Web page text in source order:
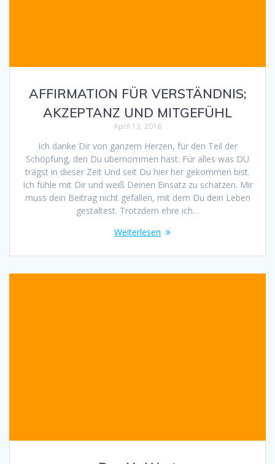
AFFIRMATION FÜR VERSTÄNDNIS;
AKZEPTANZ UND MITGEFÜHL
April 13, 2018
Ich danke Dir von ganzem Herzen, für den Teil der
Schöpfung, den Du übernommen hast. Für alles was DU
trägst in dieser Zeit Und seit Du hier her gekommen bist.
Ich fühle mit Dir und weiß Deinen Einsatz zu schätzen. Mir
muss dein Beitrag nicht gefallen, mit dem Du dein Leben
gestaltest. Trotzdem ehre ich…
Weiterlesen